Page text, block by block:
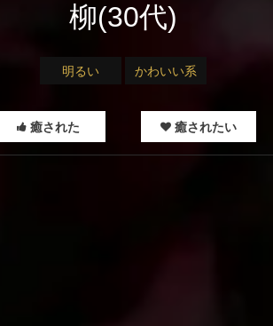
柳(30代)
明るい かわいい系
癒された 癒されたい